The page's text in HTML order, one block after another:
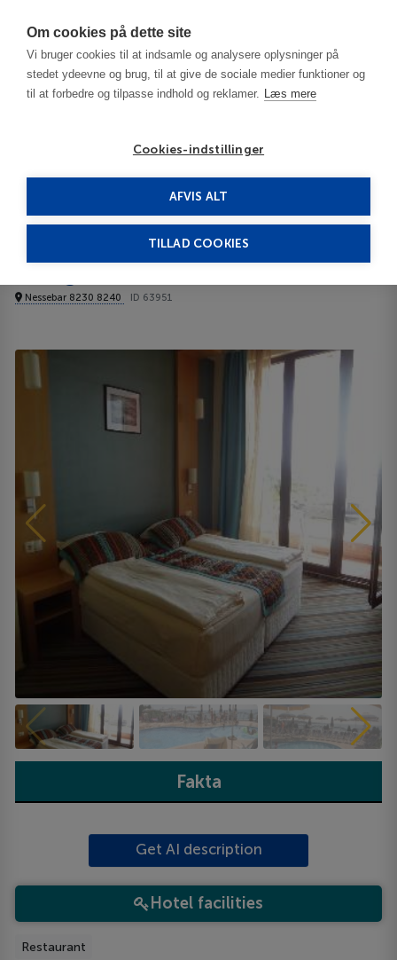
Om cookies på dette site
Vi bruger cookies til at indsamle og analysere oplysninger på
stedet ydeevne og brug, til at give de sociale medier funktioner og
til at forbedre og tilpasse indhold og reklamer. Læs mere
Cookies-indstillinger
AFVIS ALT
TILLAD COOKIES
Burgas / Black Sea Resorts
Mirage Nessebar 4****
Nessebar 8230 8240 ID 63951
Fakta
Get AI description
Hotel facilities
Restaurant